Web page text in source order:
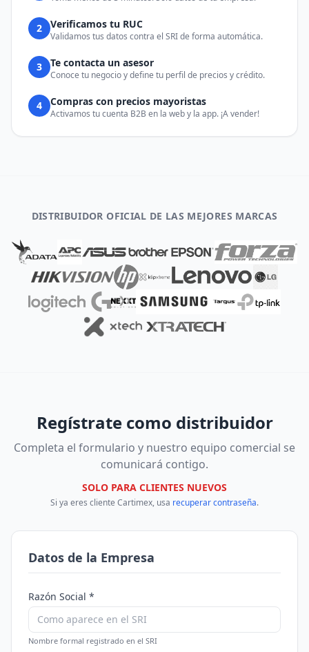
2 Verificamos tu RUC
Validamos tus datos contra el SRI de forma automática.
3 Te contacta un asesor
Conoce tu negocio y define tu perfil de precios y crédito.
4 Compras con precios mayoristas
Activamos tu cuenta B2B en la web y la app. ¡A vender!
DISTRIBUIDOR OFICIAL DE LAS MEJORES MARCAS
Regístrate como distribuidor
Completa el formulario y nuestro equipo comercial se
comunicará contigo.
SOLO PARA CLIENTES NUEVOS
Si ya eres cliente Cartimex, usa recuperar contraseña.
Datos de la Empresa
Razón Social *
Nombre formal registrado en el SRI